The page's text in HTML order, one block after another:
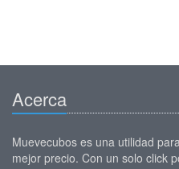
Acerca
Muevecubos es una utilidad
mejor precio. Con un solo click